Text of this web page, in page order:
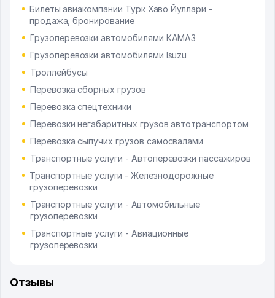
Билеты авиакомпании Турк Хаво Йуллари -
продажа, бронирование
Грузоперевозки автомобилями КАМАЗ
Грузоперевозки автомобилями Isuzu
Троллейбусы
Перевозка сборных грузов
Перевозка спецтехники
Перевозки негабаритных грузов автотранспортом
Перевозка сыпучих грузов самосвалами
Транспортные услуги - Автоперевозки пассажиров
Транспортные услуги - Железнодорожные
грузоперевозки
Транспортные услуги - Автомобильные
грузоперевозки
Транспортные услуги - Авиационные
грузоперевозки
Отзывы